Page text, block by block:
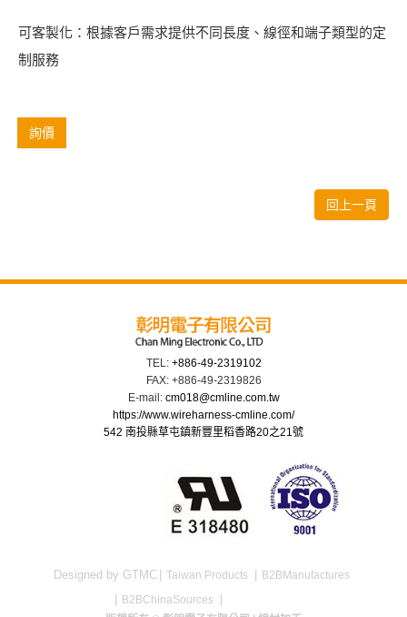
可客製化：根據客戶需求提供不同長度、線徑和端子類型的定
制服務
詢價
回上一頁
TEL: +886-49-2319102
FAX: +886-49-2319826
E-mail: cm018@cmline.com.tw
https://www.wireharness-cmline.com/
542 南投縣草屯鎮新豐里稻香路20之21號
Designed by GTMC Taiwan Products
B2BManufactures
B2BChinaSources